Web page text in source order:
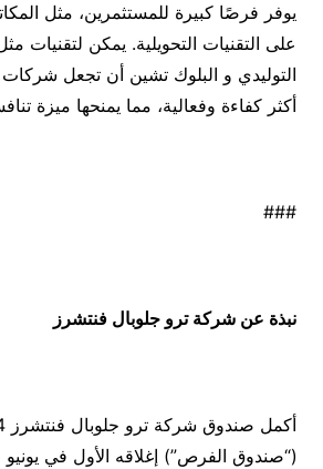
يوفر فرصًا كبيرة للمستثمرين، مثل
على التقنيات التحويلية. يمكن لتقنيات
التوليدي و البلوك تشين أن تجعل شركات
أكثر كفاءة وفعالية، مما يمنحها ميزة
###
نبذة عن شركة ترو جلوبال فنتشرز